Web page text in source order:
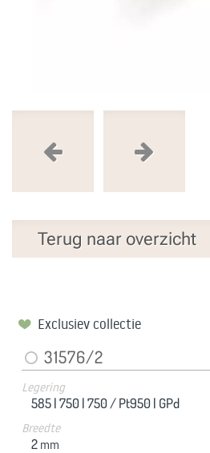
Terug naar overzicht
Exclusiev collectie
31576/2
Legering
585 |750 |750 / Pt950 | GPd
Breedte
2 mm